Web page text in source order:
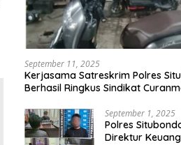
September 11, 2025
Kerjasama Satreskrim Polres
Berhasil Ringkus Sindikat
September 1, 2025
Polres
Direktur